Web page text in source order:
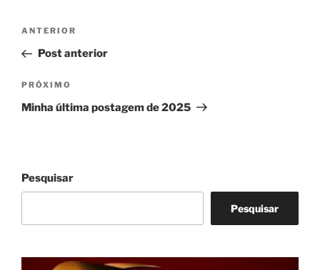
Navegação
Post
Post
anterior
ANTERIOR
Post anterior
Próximo
post
PRÓXIMO
Minha última postagem de 2025
Pesquisar
Pesquisar